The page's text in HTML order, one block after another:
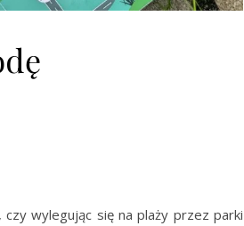
czy wylegując się na plaży przez parki